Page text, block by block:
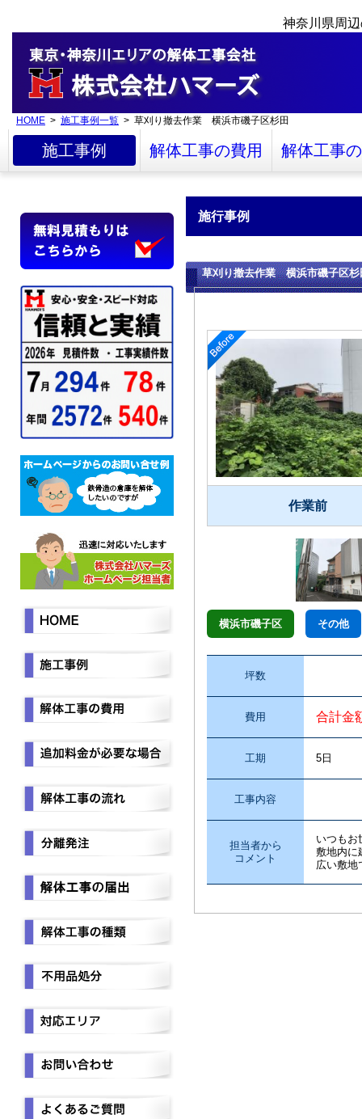
神奈川県周
HOME > 施工事例一覧 > 草刈り撤去作業 横浜市磯子区杉田
施工事例 解体工事の費用 解体工事
施行事例
草刈り撤去作業 横浜市磯子区杉
作業前
横浜市磯子区 その他
坪数
費用 合計金
工期 5日
工事内容
担当者から
コメント
いつもお
敷地内に
広い敷地